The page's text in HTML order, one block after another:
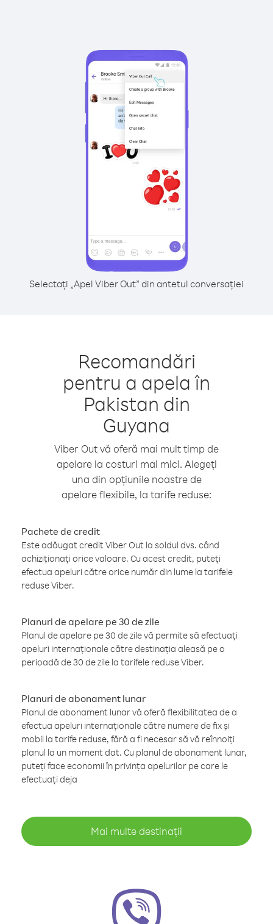
Selectați „Apel Viber Out” din antetul conversației
Recomandări
pentru a apela în
Pakistan din
Guyana
Viber Out vă oferă mai mult timp de
apelare la costuri mai mici. Alegeți
una din opțiunile noastre de
apelare flexibile, la tarife reduse:
Pachete de credit
Este adăugat credit Viber Out la soldul dvs. când
achiziționați orice valoare. Cu acest credit, puteți
efectua apeluri către orice număr din lume la tarifele
reduse Viber.
Planuri de apelare pe 30 de zile
Planul de apelare pe 30 de zile vă permite să efectuați
apeluri internaționale către destinația aleasă pe o
perioadă de 30 de zile la tarifele reduse Viber.
Planuri de abonament lunar
Planul de abonament lunar vă oferă flexibilitatea de a
efectua apeluri internaționale către numere de fix și
mobil la tarife reduse, fără a fi necesar să vă reînnoiți
planul la un moment dat. Cu planul de abonament lunar,
puteți face economii în privința apelurilor pe care le
efectuați deja
Mai multe destinații